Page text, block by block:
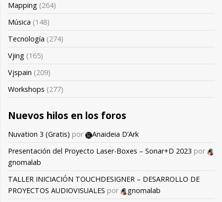
Mapping (264)
Música (148)
Tecnología (274)
Vjing (165)
Vjspain (209)
Workshops (277)
Nuevos hilos en los foros
Nuvation 3 (Gratis) por
Anaideia D’Ark
Presentación del Proyecto Laser-Boxes – Sonar+D 2023 por
gnomalab
TALLER INICIACIÓN TOUCHDESIGNER – DESARROLLO DE
PROYECTOS AUDIOVISUALES por
gnomalab